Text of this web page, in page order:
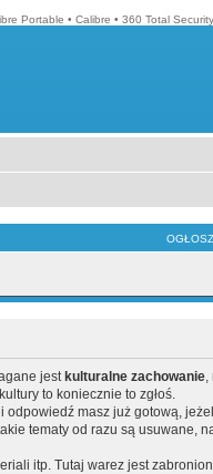
Portable • Calibre • 360 Total Security
jest kulturalne zachowanie,
to koniecznie to zgłoś.
masz już gotową,
tematy od razu są
itp. Tutaj warez jest